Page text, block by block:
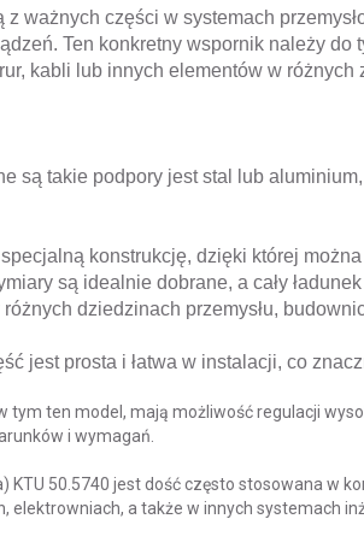
ważnych części w systemach
Ten konkretny wspornik należy
kabli lub innych elementów w różnych
są takie podpory jest stal lub
konstrukcję, dzięki której
są idealnie dobrane, a cały
dziedzinach przemysłu,
jest prosta i łatwa w instalacji, co
tym ten model, mają możliwość regulacji
i wymagań.
KTU 50.5740 jest dość często stosowana w
elektrowniach, a także w innych systemach